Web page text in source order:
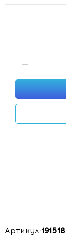
Артикул:191518